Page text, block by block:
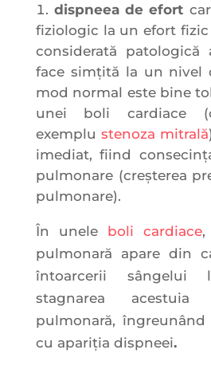
dispneea de efort
fiziologic la un efort
considerată
face simţită la un nivel
mod normal este bine
unei boli cardiace
exemplu stenoza mitrală
imediat, fiind
pulmonare (creşterea
pulmonare).
În unele boli cardiace,
pulmonară apare din
întoarcerii
stagnarea
pulmonară, îngreunând
cu apariția dispneei.